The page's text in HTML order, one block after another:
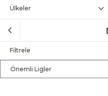
Ülkeler
Filtrele